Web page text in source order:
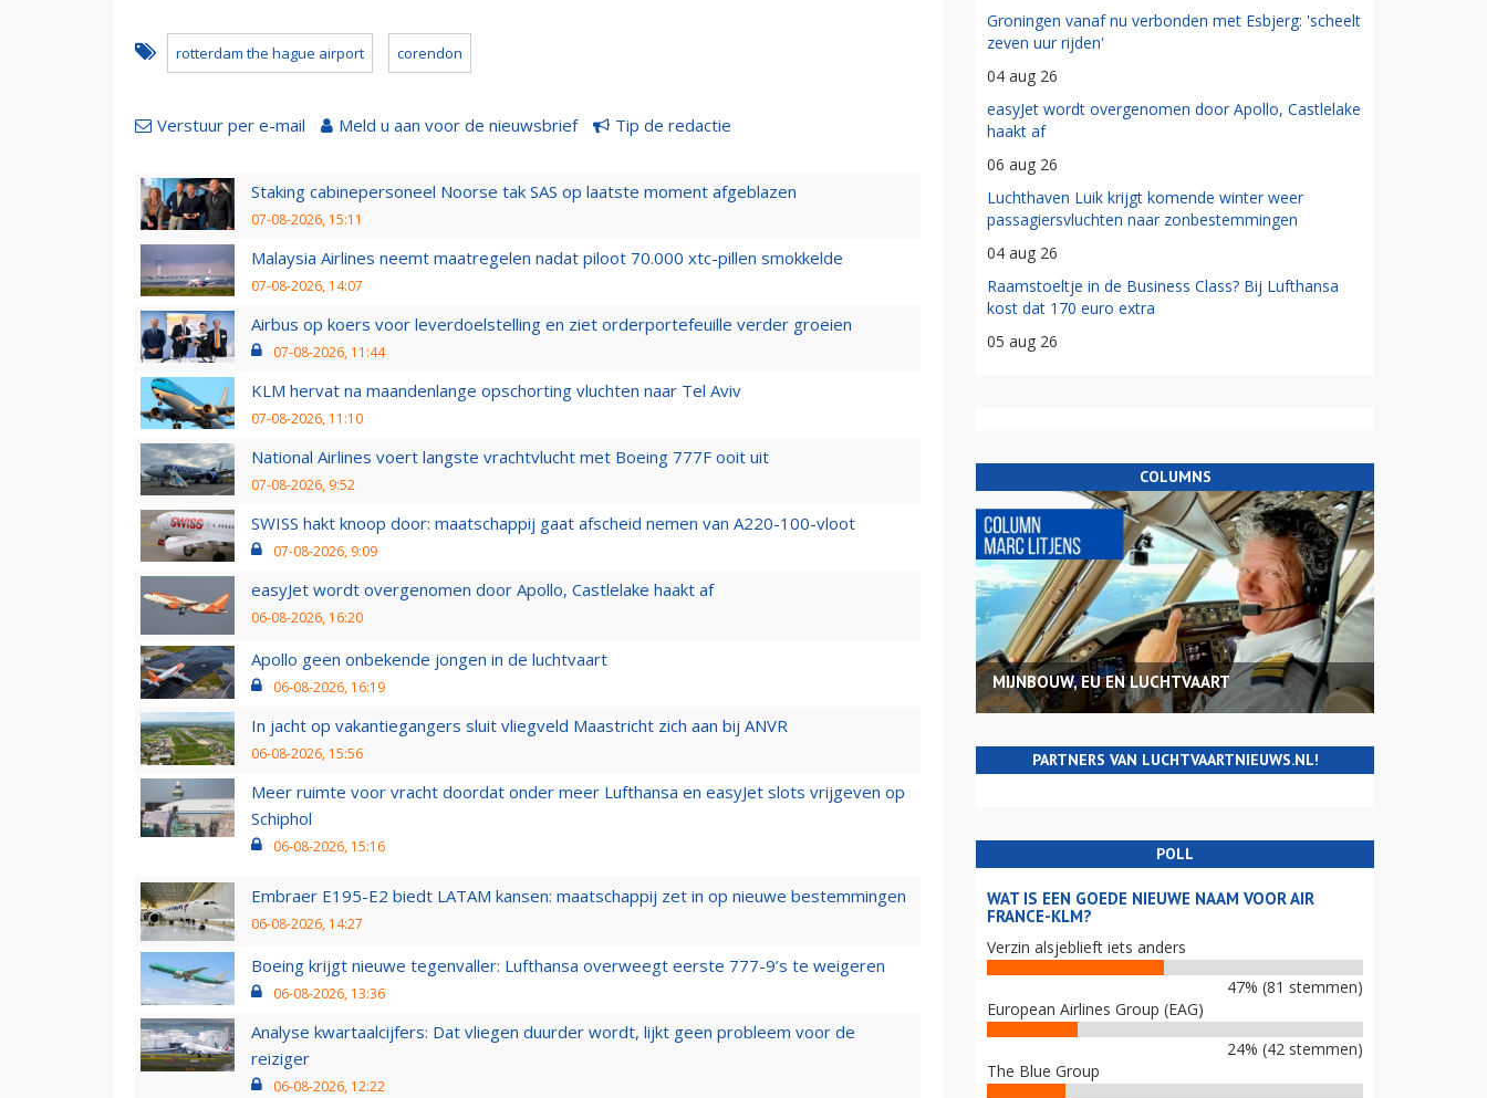
rotterdam the hague airport corendon
Verstuur per e-mail Meld u aan voor de nieuwsbrief Tip de redactie
Staking cabinepersoneel Noorse tak SAS op laatste moment afgeblazen
07-08-2026, 15:11
Malaysia Airlines neemt maatregelen nadat piloot 70.000 xtc-pillen smokkelde
07-08-2026, 14:07
Airbus op koers voor leverdoelstelling en ziet orderportefeuille verder groeien
07-08-2026, 11:44
KLM hervat na maandenlange opschorting vluchten naar Tel Aviv
07-08-2026, 11:10
National Airlines voert langste vrachtvlucht met Boeing 777F ooit uit
07-08-2026, 9:52
SWISS hakt knoop door: maatschappij gaat afscheid nemen van A220-100-vloot
07-08-2026, 9:09
easyJet wordt overgenomen door Apollo, Castlelake haakt af
06-08-2026, 16:20
Apollo geen onbekende jongen in de luchtvaart
06-08-2026, 16:19
In jacht op vakantiegangers sluit vliegveld Maastricht zich aan bij ANVR
06-08-2026, 15:56
Meer ruimte voor vracht doordat onder meer Lufthansa en easyJet slots vrijgeven op
Schiphol
06-08-2026, 15:16
Embraer E195-E2 biedt LATAM kansen: maatschappij zet in op nieuwe bestemmingen
06-08-2026, 14:27
Boeing krijgt nieuwe tegenvaller: Lufthansa overweegt eerste 777-9’s te weigeren
06-08-2026, 13:36
Analyse kwartaalcijfers: Dat vliegen duurder wordt, lijkt geen probleem voor de
reiziger
06-08-2026, 12:22
Groningen vanaf nu verbonden met Esbjerg: 'scheelt
zeven uur rijden'
04 aug 26
easyJet wordt overgenomen door Apollo, Castlelake
haakt af
06 aug 26
Luchthaven Luik krijgt komende winter weer
passagiersvluchten naar zonbestemmingen
04 aug 26
Raamstoeltje in de Business Class? Bij Lufthansa
kost dat 170 euro extra
05 aug 26
COLUMNS
MIJNBOUW, EU EN LUCHTVAART
PARTNERS VAN LUCHTVAARTNIEUWS.NL!
POLL
WAT IS EEN GOEDE NIEUWE NAAM VOOR AIR
FRANCE-KLM?
Verzin alsjeblieft iets anders
47% (81 stemmen)
European Airlines Group (EAG)
24% (42 stemmen)
The Blue Group